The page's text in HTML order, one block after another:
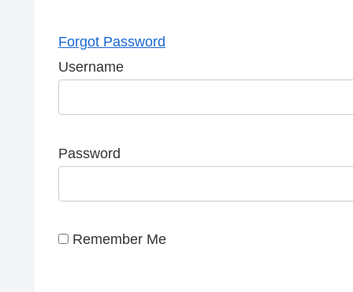
Forgot Password
Username
Password
Remember Me